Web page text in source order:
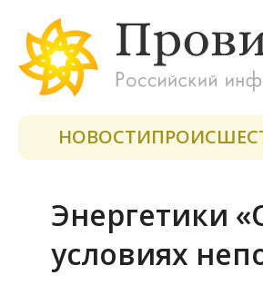
НОВОСТИ
Энергетики
условиях